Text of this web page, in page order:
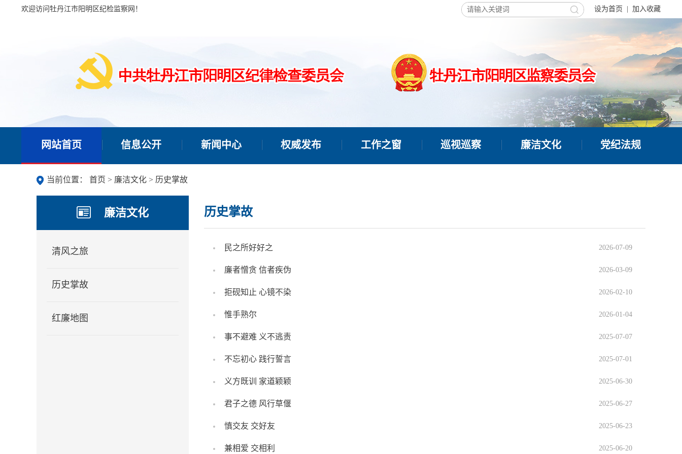
欢迎访问牡丹江市阳明区纪检监察网！ 设为首页 加入收藏
网站首页 信息公开 新闻中心 权威发布 工作之窗 巡视巡察 廉洁文化 党纪法规
当前位置： 首页 > 廉洁文化 > 历史掌故
廉洁文化
清风之旅
历史掌故
红廉地图
历史掌故
2026-07-09
民之所好好之
2026-03-09
廉者憎贪 信者疾伪
2026-02-10
拒砚知止 心镜不染
2026-01-04
惟手熟尔
2025-07-07
事不避难 义不逃责
2025-07-01
不忘初心 践行誓言
2025-06-30
义方既训 家道颖颖
2025-06-27
君子之德 风行草偃
2025-06-23
慎交友 交好友
2025-06-20
兼相爱 交相利